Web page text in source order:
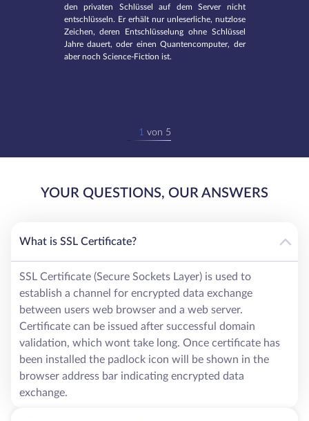
den privaten Schlüssel auf dem Server nicht
entschlüsseln. Er erhält nur unleserliche, nutzlose
Zeichen, deren Entschlüsselung ohne Schlüssel
Jahre dauert, oder einen Quantencomputer, der
aber noch Science-Fiction ist.
1 von 5
YOUR QUESTIONS, OUR ANSWERS
What is SSL Certificate?
SSL Certificate (Secure Sockets Layer) is used to
establish a channel for encrypted data exchange
between users web browser and a web server.
Certificate can be issued after successful domain
validation, which wont take long. Once certificate has
been installed the padlock icon will be shown in the
browser address bar indicating encrypted data
exchange.